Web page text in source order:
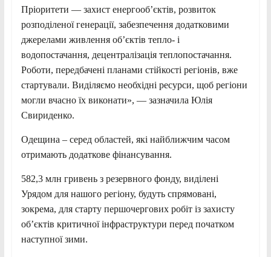
Пріоритети — захист енергообʼєктів, розвиток
розподіленої генерації, забезпечення додатковими
джерелами живлення об’єктів тепло- і
водопостачання, децентралізація теплопостачання.
Роботи, передбачені планами стійкості регіонів, вже
стартували. Виділяємо необхідні ресурси, щоб регіони
могли вчасно їх виконати», — зазначила Юлія
Свириденко.
Одещина – серед областей, які найближчим часом
отримають додаткове фінансування.
582,3 млн гривень з резервного фонду, виділені
Урядом для нашого регіону, будуть спрямовані,
зокрема, для старту першочергових робіт із захисту
об’єктів критичної інфраструктури перед початком
наступної зими.